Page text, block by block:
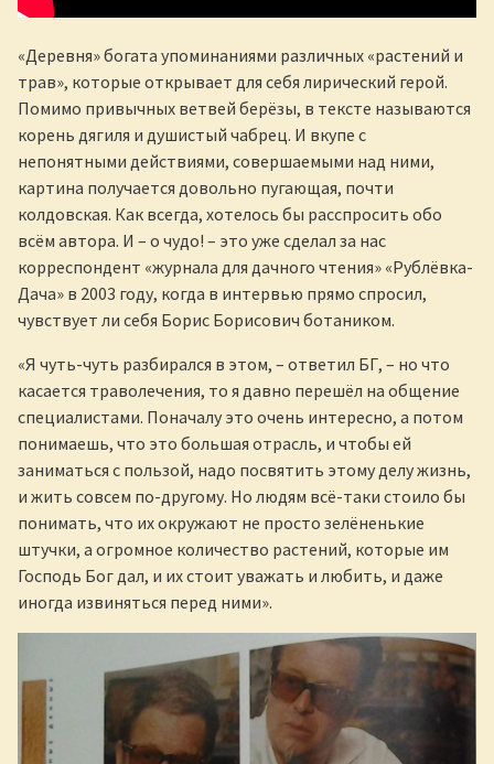
«Деревня» богата упоминаниями различных «растений и
трав», которые открывает для себя лирический герой.
Помимо привычных ветвей берёзы, в тексте называются
корень дягиля и душистый чабрец. И вкупе с
непонятными действиями, совершаемыми над ними,
картина получается довольно пугающая, почти
колдовская. Как всегда, хотелось бы расспросить обо
всём автора. И – о чудо! – это уже сделал за нас
корреспондент «журнала для дачного чтения» «Рублёвка-
Дача» в 2003 году, когда в интервью прямо спросил,
чувствует ли себя Борис Борисович ботаником.
«Я чуть-чуть разбирался в этом, – ответил БГ, – но что
касается траволечения, то я давно перешёл на общение
специалистами. Поначалу это очень интересно, а потом
понимаешь, что это большая отрасль, и чтобы ей
заниматься с пользой, надо посвятить этому делу жизнь,
и жить совсем по-другому. Но людям всё-таки стоило бы
понимать, что их окружают не просто зелёненькие
штучки, а огромное количество растений, которые им
Господь Бог дал, и их стоит уважать и любить, и даже
иногда извиняться перед ними».